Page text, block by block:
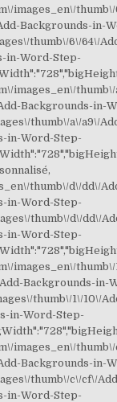
images_en\/
Backgrounds-in-
thumb\/6\/64\/
in-Word-Step-
images_en\/thumb\/
Backgrounds-in-
thumb\/a\/a9\/
in-Word-Step-
thumb\/d\/dd\/
in-Word-Step-
thumb\/d\/dd\/
in-Word-Step-
images_en\/thumb\/
Backgrounds-in-
thumb\/1\/10\/
in-Word-Step-
images_en\/
Backgrounds-in-
thumb\/c\/cf\/
in-Word-Step-